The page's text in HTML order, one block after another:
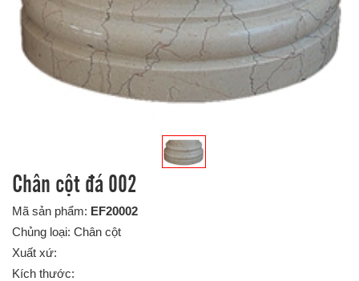
Chân cột đá 002
Mã sản phẩm: EF20002
Chủng loại: Chân cột
Xuất xứ:
Kích thước: